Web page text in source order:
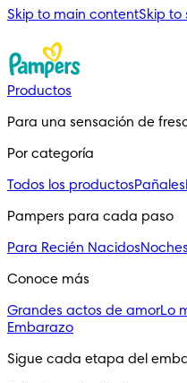
Skip to main contentSkip to
Productos
Para una sensación de
Por categoría
Todos los productosPañales
Pampers para cada paso
Para Recién Nacidos
Conoce más
Grandes actos de amorLo
Embarazo
Sigue cada etapa del